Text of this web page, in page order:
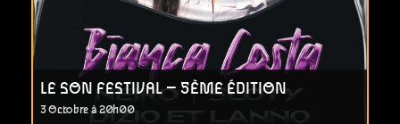
LE SON FESTIVAL – 5ÈME ÉDITION
3 Octobre à 20h00